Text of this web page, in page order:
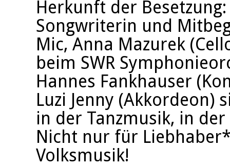
Herkunft der
Songwriterin und
Mic, Anna Mazurek
beim SWR
Hannes Fankhauser
Luzi Jenny (Akkordeon)
in der Tanzmusik, in
Nicht nur für
Volksmusik!